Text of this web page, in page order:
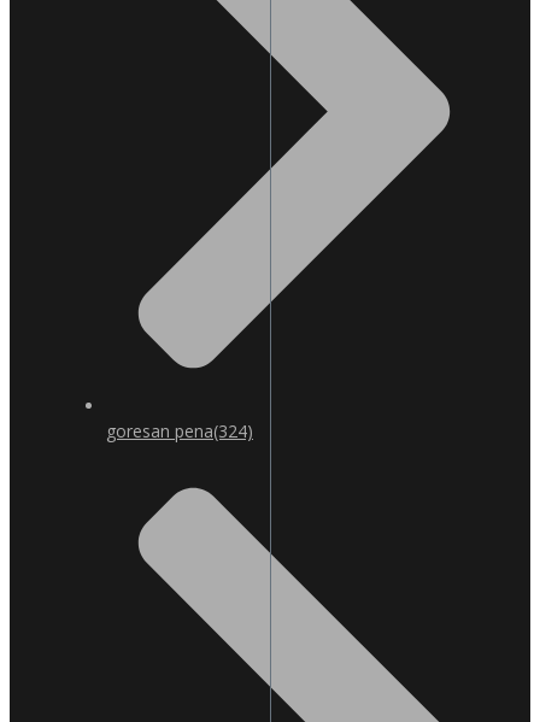
goresan pena(324)